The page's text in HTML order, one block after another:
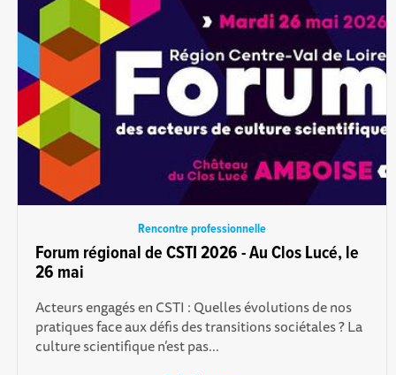
Rencontre professionnelle
Forum régional de CSTI 2026 - Au Clos Lucé, le
26 mai
Acteurs engagés en CSTI : Quelles évolutions de nos
pratiques face aux défis des transitions sociétales ? La
culture scientifique n’est pas...